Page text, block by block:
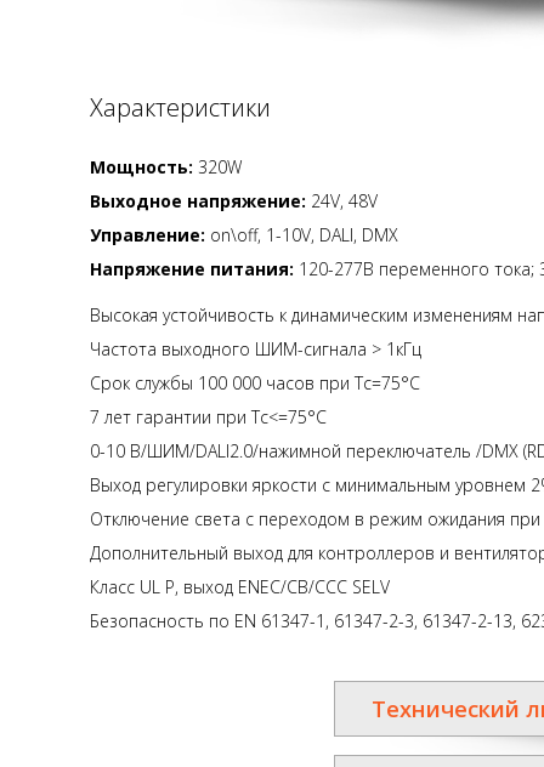
Характеристики
Мощность: 320W
Выходное напряжение: 24V, 48V
Управление: on\off, 1-10V, DALI, DMX
Напряжение питания: 120-277В переменного тока;
Высокая устойчивость к динамическим изменениям
Частота выходного ШИМ-сигнала > 1кГц
Срок службы 100 000 часов при Tc=75°C
7 лет гарантии при Tc<=75°C
0-10 В/ШИМ/DALI2.0/нажимной переключатель /DMX
Выход регулировки яркости с минимальным уровнем
Отключение света с переходом в режим ожидания при
Дополнительный выход для контроллеров и
Класс UL P, выход ENEC/CB/CCC SELV
Безопасность по EN 61347-1, 61347-2-3, 61347-2-13,
Технический